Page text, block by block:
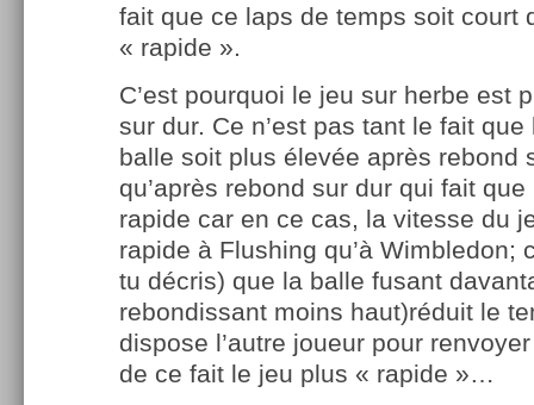
fait que ce laps de temps soit court
« rapide ».
C’est pourquoi le jeu sur herbe est
sur dur. Ce n’est pas tant le fait
balle soit plus élevée après rebond
qu’après rebond sur dur qui fait
rapide car en ce cas, la vitesse du
rapide à Flushing qu’à Wimbledon;
tu décris) que la balle fusant
rebondissant moins haut)réduit le
dispose l’autre joueur pour
de ce fait le jeu plus « rapide »…